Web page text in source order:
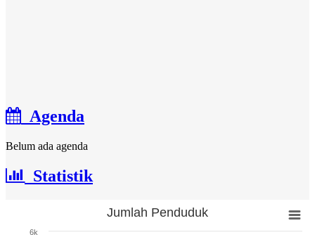
Agenda
Belum ada agenda
Statistik
Jumlah Penduduk
6k